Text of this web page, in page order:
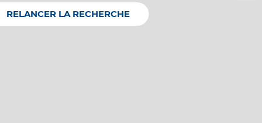
RELANCER LA RECHERCHE